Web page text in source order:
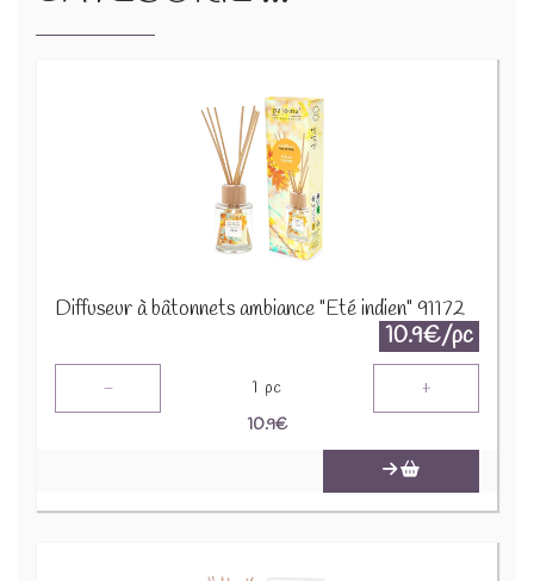
Diffuseur à bâtonnets ambiance "Été indien" 91172
10.9€/pc
- 1 pc +
10.9€